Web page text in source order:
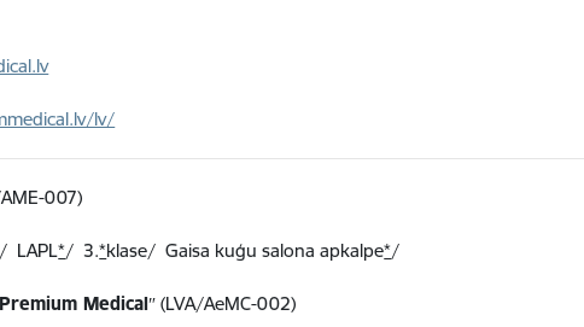
lv/
007)
LAPL*/3.*klase/Gaisa kuģu salona apkalpe*/
Premium Medical″ (LVA/AeMC-002)